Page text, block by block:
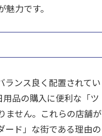
力です。
ランス良く配置されてい
品の購入に便利な「ツ
ません。これらの店舗が
ード」な街である理由の